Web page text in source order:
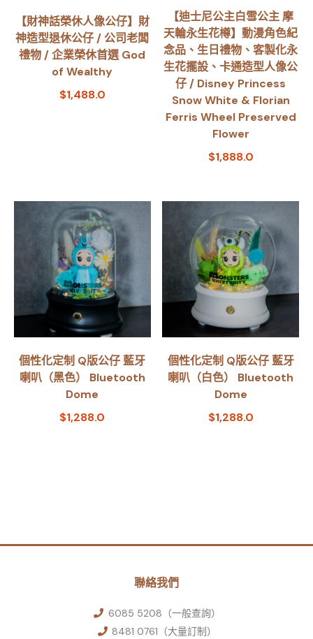
【財神話榮休人像公仔】財
神造型退休公仔 / 公司老闆
禮物 / 企業榮休首選 God
of Wealthy
$1,488.0
【迪士尼公主白雪公主 摩
天輪永生花樽】動漫角色紀
念品、生日禮物、客製化永
生花擺設、卡通造型人像公
仔 / Disney Princess
Snow White & Florian
Ferris Wheel Preserved
Flower
$1,888.0
個性化定制 Q版公仔 藍牙
喇叭（黑色） Bluetooth
Dome
$1,288.0
個性化定制 Q版公仔 藍牙
喇叭（白色） Bluetooth
Dome
$1,288.0
聯絡我們
6085 5208（一般查詢）
8481 0761（大量訂制）